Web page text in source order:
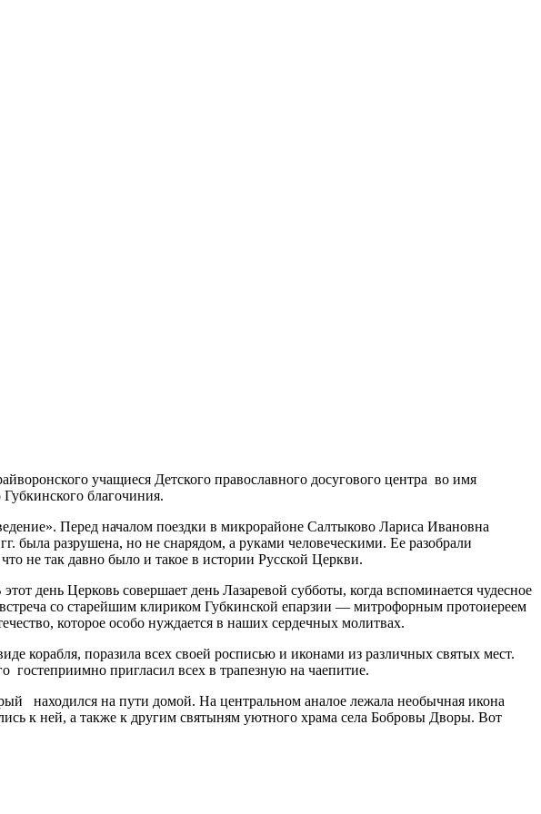
учащиеся Детского православного досугового центра во имя
благочиния.
Перед началом поездки в микрорайоне Салтыково Лариса Ивановна
была разрушена, но не снарядом, а руками человеческими. Ее разобрали
не так давно было и такое в истории Русской Церкви.
день Церковь совершает день Лазаревой субботы, когда вспоминается чудесное
со старейшим клириком Губкинской епарзии — митрофорным протоиереем
которое особо нуждается в наших сердечных молитвах.
корабля, поразила всех своей росписью и иконами из различных святых мест.
гостеприимно пригласил всех в трапезную на чаепитие.
находился на пути домой. На центральном аналое лежала необычная икона
к ней, а также к другим святыням уютного храма села Бобровы Дворы. Вот